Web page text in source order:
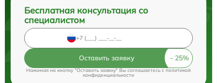
Бесплатная консультация со
специалистом
Оставить заявку
Нажимая на кнопку "Оставить заявку" Вы соглашаетесь cполитикой
конфиденциальности